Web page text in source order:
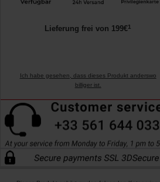
Lieferung frei von 199€1
Ich habe gesehen, dass dieses Produkt anderswo
billiger ist.